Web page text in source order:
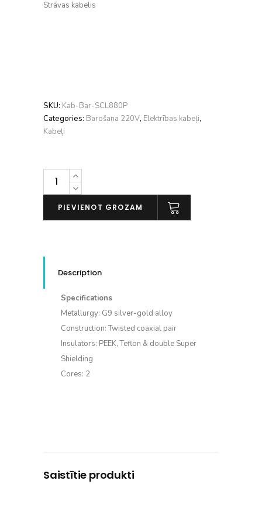
Strāvas kabelis
SKU: Kab-Bar-SCL880P
Categories: Barošana 220V, Elektrības kabeļi,
Kabeļi
Siltech
Legend
880P
PIEVIENOT GROZAM
Description
Specifications
Metallurgy: G9 silver-gold alloy
Construction: Twisted coaxial pair
Insulators: PEEK, Teflon & double Super
Shielding
Cores: 2
Saistītie produkti